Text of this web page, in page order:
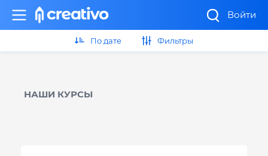
Войти
По дате Фильтры
НАШИ КУРСЫ